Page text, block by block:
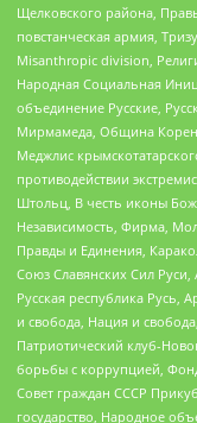
Щелковского района,
повстанческая армия,
Misanthropic division,
Народная Социальная
объединение Русские,
Мирмамеда, Община
Меджлис
противодействии
Штольц, В честь иконы
Независимость, Фирма,
Правды и Единения,
Союз Славянских Сил Руси,
Русская республика Русь,
и свобода, Нация и
Патриотический клуб-
борьбы с коррупцией,
Совет граждан СССР
государство, Народное